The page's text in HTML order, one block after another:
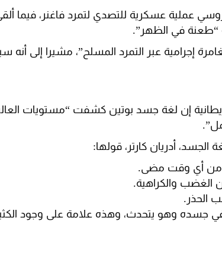
عملية عسكرية للتصدي لتمرد فاغنر، فيما
“طعنة في الظهر”.
إجرامية عبر التمرد المسلح”، مشيرا إلى أنه
إن لغة جسد بوتين كشفت “مستويات
أدريان كارتر، قولها:
من أي وقت مضى.
الغضب والكراهية.
الحذر.
في جسده وهو يتحدث، وهذه علامة على وجود